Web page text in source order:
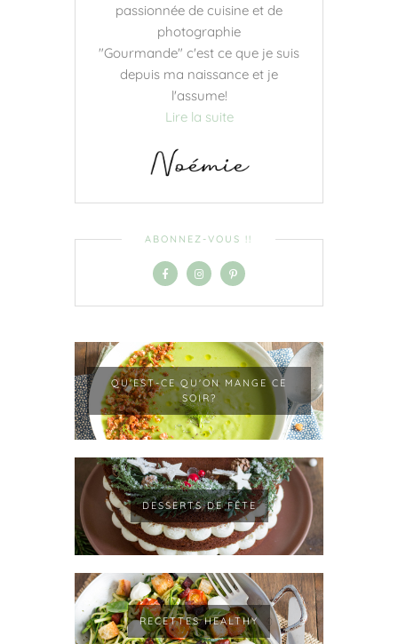
passionnée de cuisine et de
photographie
"Gourmande" c'est ce que je suis
depuis ma naissance et je
l'assume!
Lire la suite
ABONNEZ-VOUS !!
QU'EST-CE QU'ON MANGE CE
SOIR?
DESSERTS DE FÊTE
RECETTES HEALTHY